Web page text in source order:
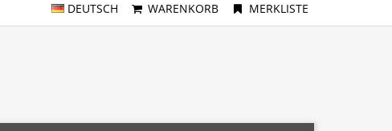
DEUTSCH WARENKORB MERKLISTE